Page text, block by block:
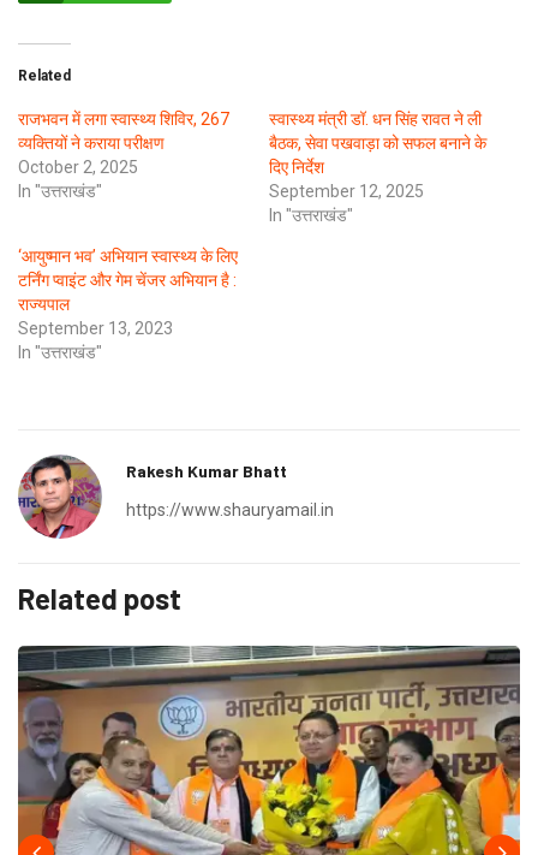
Related
राजभवन में लगा स्वास्थ्य शिविर, 267
व्यक्तियों ने कराया परीक्षण
October 2, 2025
In "उत्तराखंड"
स्वास्थ्य मंत्री डॉ. धन सिंह रावत ने ली
बैठक, सेवा पखवाड़ा को सफल बनाने के
दिए निर्देश
September 12, 2025
In "उत्तराखंड"
‘आयुष्मान भव’ अभियान स्वास्थ्य के लिए
टर्निंग प्वाइंट और गेम चेंजर अभियान है :
राज्यपाल
September 13, 2023
In "उत्तराखंड"
Rakesh Kumar Bhatt
https://www.shauryamail.in
Related post